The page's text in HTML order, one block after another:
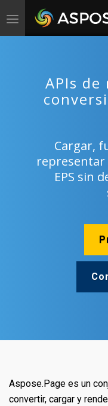
Toggle
navigation
APIs
Cargar,
representar
EPS sin
Aspose.Page es un
convertir, cargar y